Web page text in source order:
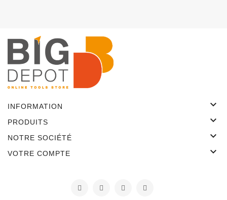
INFORMATION 
PRODUITS 
NOTRE SOCIÉTÉ 
VOTRE COMPTE 